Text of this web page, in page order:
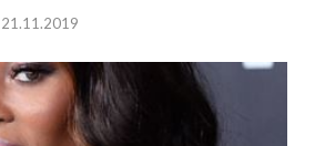
21.11.2019